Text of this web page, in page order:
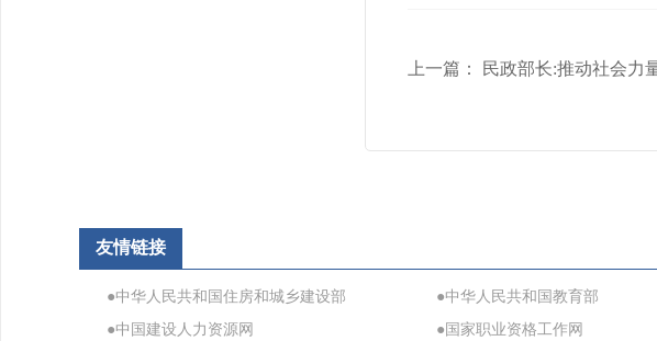
上一篇： 民政部长:推动社会力
友情链接
●中华人民共和国住房和城乡建设部 ●中华人民共和国教育部
●中国建设人力资源网
●国家职业资格工作网